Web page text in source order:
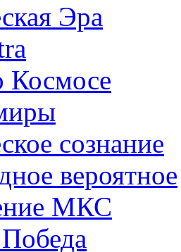
Эра
Космосе
сознание
вероятное
МКС